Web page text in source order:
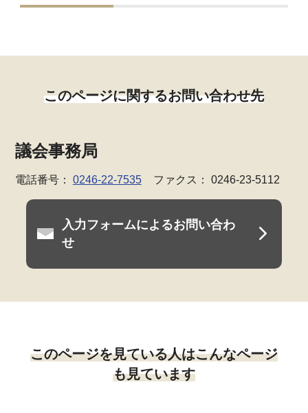
このページに関するお問い合わせ先
議会事務局
電話番号： 0246-22-7535 ファクス： 0246-23-5112
入力フォームによるお問い合わ
せ
このページを見ている人はこんなページ
も見ています